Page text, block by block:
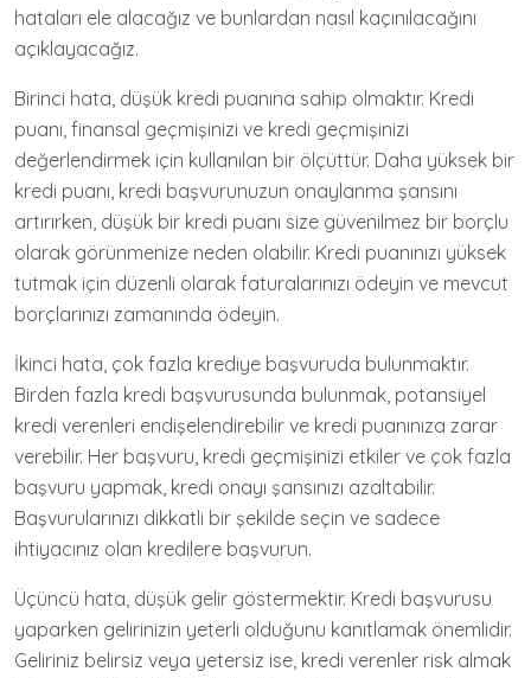
hataları ele alacağız ve bunlardan nasıl kaçınılacağını
açıklayacağız.
Birinci hata, düşük kredi puanına sahip olmaktır. Kredi
puanı, finansal geçmişinizi ve kredi geçmişinizi
değerlendirmek için kullanılan bir ölçüttür. Daha yüksek bir
kredi puanı, kredi başvurunuzun onaylanma şansını
artırırken, düşük bir kredi puanı size güvenilmez bir borçlu
olarak görünmenize neden olabilir. Kredi puanınızı yüksek
tutmak için düzenli olarak faturalarınızı ödeyin ve mevcut
borçlarınızı zamanında ödeyin.
İkinci hata, çok fazla krediye başvuruda bulunmaktır.
Birden fazla kredi başvurusunda bulunmak, potansiyel
kredi verenleri endişelendirebilir ve kredi puanınıza zarar
verebilir. Her başvuru, kredi geçmişinizi etkiler ve çok fazla
başvuru yapmak, kredi onayı şansınızı azaltabilir.
Başvurularınızı dikkatli bir şekilde seçin ve sadece
ihtiyacınız olan kredilere başvurun.
Üçüncü hata, düşük gelir göstermektir. Kredi başvurusu
yaparken gelirinizin yeterli olduğunu kanıtlamak önemlidir.
Geliriniz belirsiz veya yetersiz ise, kredi verenler risk almak